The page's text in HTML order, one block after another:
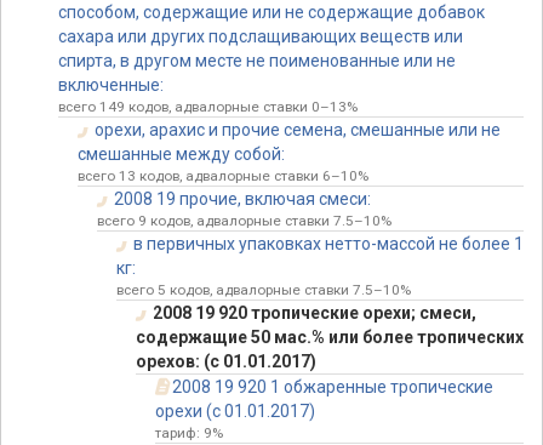
способом, содержащие или не содержащие добавок
сахара или других подслащивающих веществ или
спирта, в другом месте не поименованные или не
включенные:
всего 149 кодов, адвалорные ставки 0–13%
орехи, арахис и прочие семена, смешанные или не
смешанные между собой:
всего 13 кодов, адвалорные ставки 6–10%
2008 19 прочие, включая смеси:
всего 9 кодов, адвалорные ставки 7.5–10%
в первичных упаковках нетто-массой не более 1
кг:
всего 5 кодов, адвалорные ставки 7.5–10%
2008 19 920 тропические орехи; смеси,
содержащие 50 мас.% или более тропических
орехов: (с 01.01.2017)
2008 19 920 1 обжаренные тропические
орехи (с 01.01.2017)
тариф: 9%